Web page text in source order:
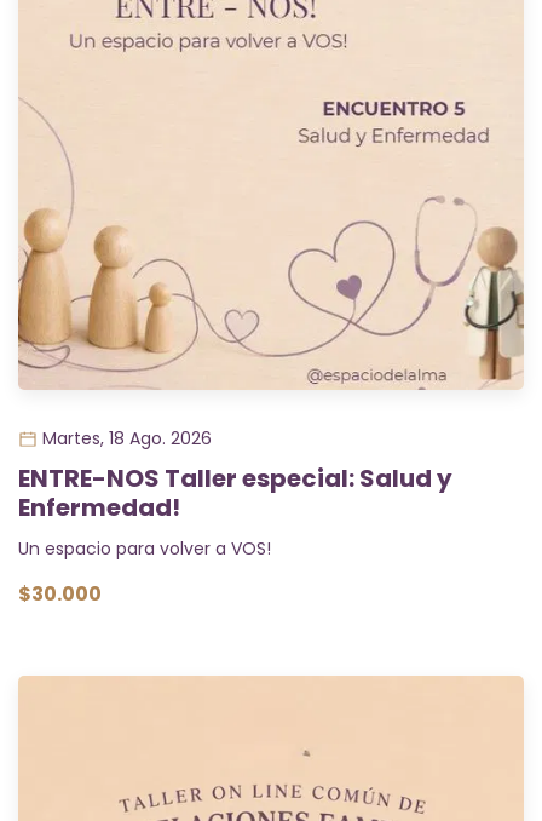
Martes, 18 Ago. 2026
ENTRE-NOS Taller especial: Salud y
Enfermedad!
Un espacio para volver a VOS!
$30.000